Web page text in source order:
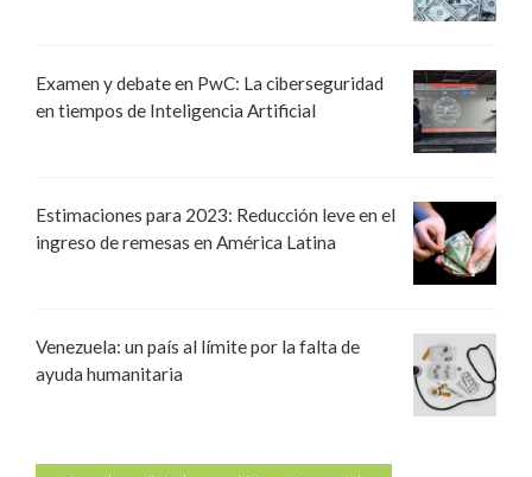
Examen y debate en PwC: La ciberseguridad
en tiempos de Inteligencia Artificial
Estimaciones para 2023: Reducción leve en el
ingreso de remesas en América Latina
Venezuela: un país al límite por la falta de
ayuda humanitaria